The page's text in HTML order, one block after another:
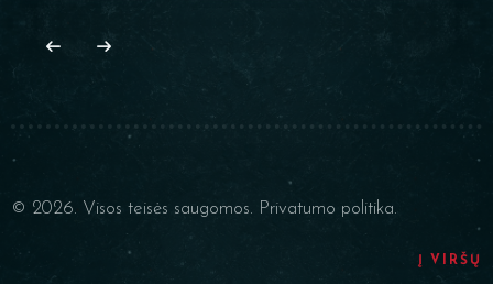
© 2026. Visos teisės saugomos. Privatumo politika.
Į VIRŠŲ